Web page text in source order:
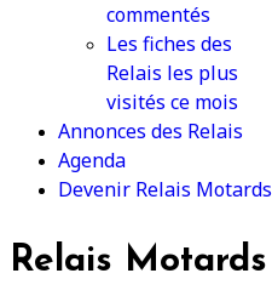
commentés
Les fiches des
Relais les plus
visités ce mois
Annonces des Relais
Agenda
Devenir Relais Motards
Relais Motards